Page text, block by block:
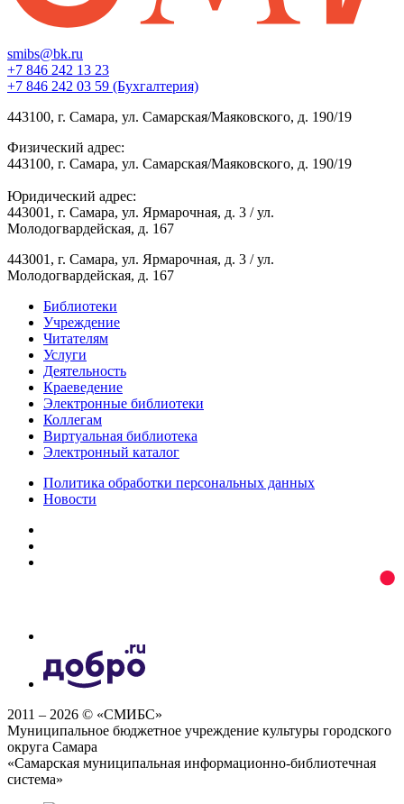
smibs@bk.ru
+7 846 242 13 23
+7 846 242 03 59 (Бухгалтерия)
443100, г. Самара, ул. Самарская/Маяковского, д. 190/19
Физический адрес:
443100, г. Самара, ул. Самарская/Маяковского, д. 190/19
Юридический адрес:
443001, г. Самара, ул. Ярмарочная, д. 3 / ул.
Молодогвардейская, д. 167
443001, г. Самара, ул. Ярмарочная, д. 3 / ул.
Молодогвардейская, д. 167
Библиотеки
Учреждение
Читателям
Услуги
Деятельность
Краеведение
Электронные библиотеки
Коллегам
Виртуальная библиотека
Электронный каталог
Политика обработки персональных данных
Новости
2011 – 2026 © «СМИБС»
Муниципальное бюджетное учреждение культуры городского
округа Самара
«Самарская муниципальная информационно-библиотечная
система»